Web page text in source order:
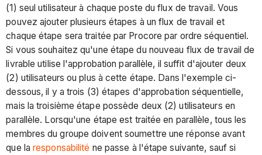
(1) seul utilisateur à chaque poste du flux de travail. Vous
pouvez ajouter plusieurs étapes à un flux de travail et
chaque étape sera traitée par Procore par ordre séquentiel.
Si vous souhaitez qu'une étape du nouveau flux de travail de
livrable utilise l'approbation parallèle, il suffit d'ajouter deux
(2) utilisateurs ou plus à cette étape. Dans l'exemple ci-
dessous, il y a trois (3) étapes d'approbation séquentielle,
mais la troisième étape possède deux (2) utilisateurs en
parallèle. Lorsqu'une étape est traitée en parallèle, tous les
membres du groupe doivent soumettre une réponse avant
que laresponsabilité ne passe à l'étape suivante, sauf si